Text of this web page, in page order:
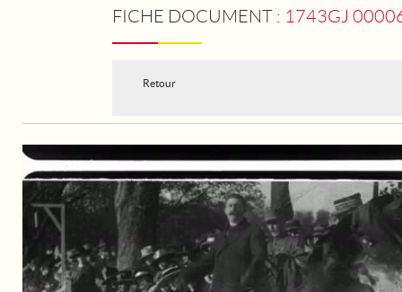
FICHE DOCUMENT : 1743GJ 00006 - A L'ECOLE
Retour